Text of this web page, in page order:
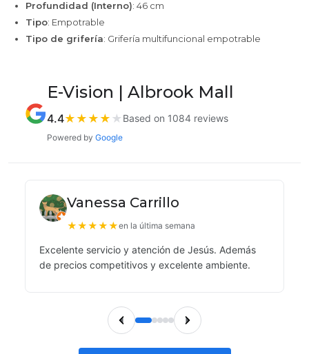
Profundidad (Interno): 46 cm
Tipo: Empotrable
Tipo de grifería: Grifería multifuncional empotrable
E-Vision | Albrook Mall
4.4★ ★ ★ ★ ★ Based on 1084 reviews
Powered by Google
Vanessa Carrillo
★★★★★en la última semana
Excelente servicio y atención de Jesús. Además
de precios competitivos y excelente ambiente.